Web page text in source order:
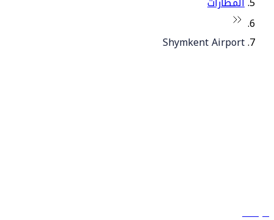
Shymkent Airport
سياساتنا